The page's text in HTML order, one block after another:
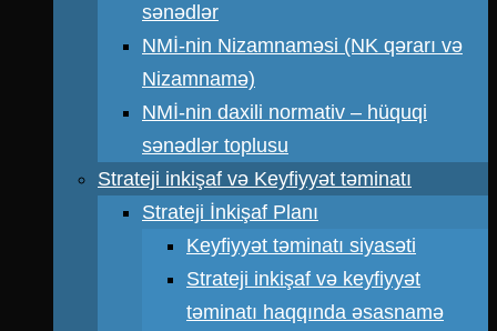
sənədlər
NMİ-nin Nizamnaməsi (NK qərarı və
Nizamnamə)
NMİ-nin daxili normativ – hüquqi
sənədlər toplusu
Strateji inkişaf və Keyfiyyət təminatı
Strateji İnkişaf Planı
Keyfiyyət təminatı siyasəti
Strateji inkişaf və keyfiyyət
təminatı haqqında əsasnamə